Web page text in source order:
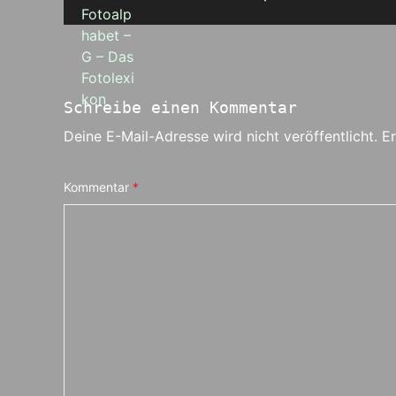
Schreibe einen Kommentar
Deine E-Mail-Adresse wird nicht veröffentlicht.
Kommentar *